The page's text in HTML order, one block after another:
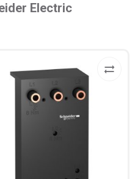
Electric